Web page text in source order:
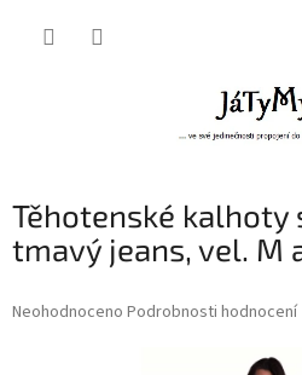
Těhotenské kalhoty
tmavý jeans, vel. M
Průměrné
Neohodnoceno Podrobnosti hodnocení